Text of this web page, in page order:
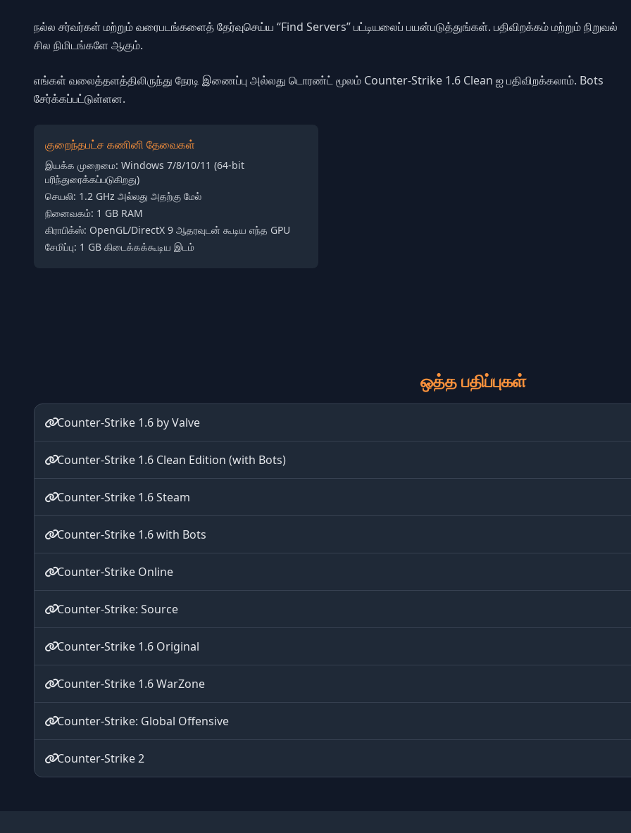
நல்ல சர்வர்கள் மற்றும் வரைபடங்களைத் தேர்வுசெய்ய “Find Servers” பட்டியலைப் பயன்படுத்துங்கள். பதிவிறக்கம் மற்றும் நிறுவல்
சில நிமிடங்களே ஆகும்.
எங்கள் வலைத்தளத்திலிருந்து நேரடி இணைப்பு அல்லது டொரண்ட் மூலம் Counter-Strike 1.6 Clean ஐ பதிவிறக்கலாம். Bots
சேர்க்கப்பட்டுள்ளன.
குறைந்தபட்ச கணினி தேவைகள்
இயக்க முறைமை: Windows 7/8/10/11 (64-bit
பரிந்துரைக்கப்படுகிறது)
செயலி: 1.2 GHz அல்லது அதற்கு மேல்
நினைவகம்: 1 GB RAM
கிராபிக்ஸ்: OpenGL/DirectX 9 ஆதரவுடன் கூடிய எந்த GPU
சேமிப்பு: 1 GB கிடைக்கக்கூடிய இடம்
ஒத்த பதிப்புகள்
Counter-Strike 1.6 by Valve
Counter-Strike 1.6 Clean Edition (with Bots)
Counter-Strike 1.6 Steam
Counter-Strike 1.6 with Bots
Counter-Strike Online
Counter-Strike: Source
Counter-Strike 1.6 Original
Counter-Strike 1.6 WarZone
Counter-Strike: Global Offensive
Counter-Strike 2